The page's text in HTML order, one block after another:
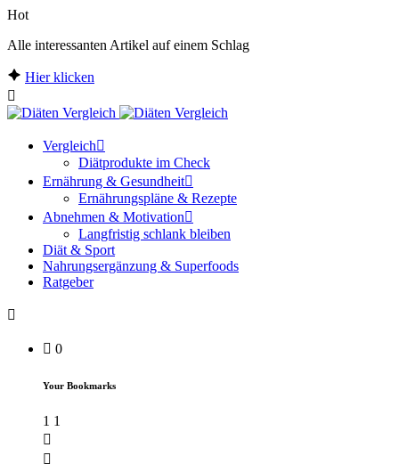
Hot
Alle interessanten Artikel auf einem Schlag
Hier klicken
Vergleich
Diätprodukte im Check
Ernährung & Gesundheit
Ernährungspläne & Rezepte
Abnehmen & Motivation
Langfristig schlank bleiben
Diät & Sport
Nahrungsergänzung & Superfoods
Ratgeber
0
Your Bookmarks
1 1